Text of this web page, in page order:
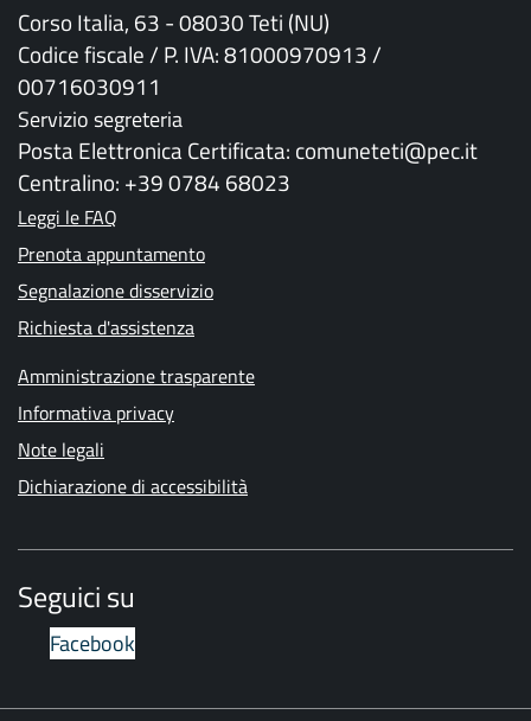
Corso Italia, 63 - 08030 Teti (NU)
Codice fiscale / P. IVA: 81000970913 /
00716030911
Servizio segreteria
Posta Elettronica Certificata: comuneteti@pec.it
Centralino: +39 0784 68023
Leggi le FAQ
Prenota appuntamento
Segnalazione disservizio
Richiesta d'assistenza
Amministrazione trasparente
Informativa privacy
Note legali
Dichiarazione di accessibilità
Seguici su
Facebook